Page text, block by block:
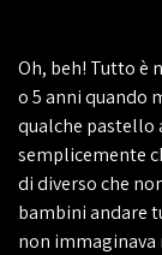
Oh, beh! Tutto è
o 5 anni quando
qualche pastello
semplicemente
di diverso che
bambini andare
non immaginava